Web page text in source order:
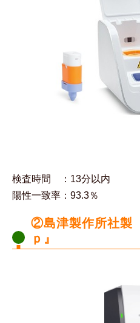
検査時間 ：13分以内
陽性一致率：93.3％
②島津製作所社製
ｐ』